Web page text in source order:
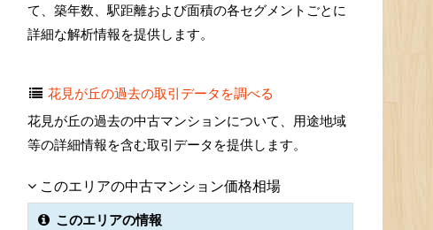
て、築年数、駅距離および面積の各セグメントごとに
詳細な解析情報を提供します。
花見が丘の過去の取引データを調べる
花見が丘の過去の中古マンションについて、用途地域
等の詳細情報を含む取引データを提供します。
このエリアの中古マンション価格相場
このエリアの情報